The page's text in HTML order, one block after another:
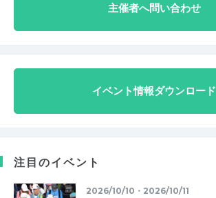
主催者へ問い合わせ
イベント情報ダウンロード
注目のイベント
2026/10/10・2026/10/11